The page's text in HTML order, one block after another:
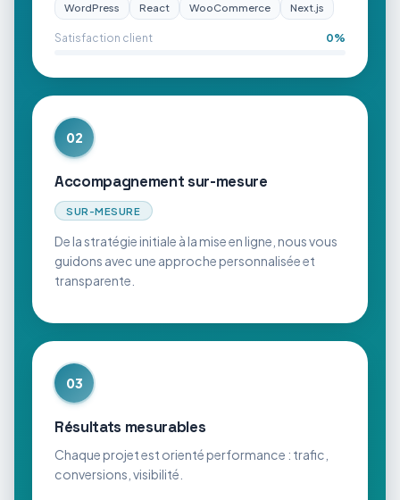
WordPress React WooCommerce Next.js
Satisfaction client 0%
02
Accompagnement sur-mesure
SUR-MESURE
De la stratégie initiale à la mise en ligne, nous vous
guidons avec une approche personnalisée et
transparente.
03
Résultats mesurables
Chaque projet est orienté performance : trafic,
conversions, visibilité.